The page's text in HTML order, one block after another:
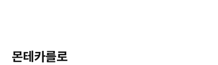
몬테카를로